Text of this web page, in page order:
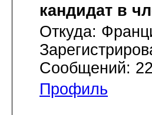
кандидат в
Откуда:
Сообщений:
Профиль